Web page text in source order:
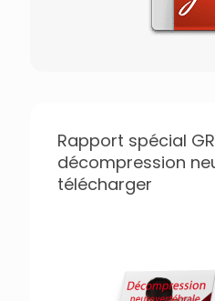
Rapport spécial
décompression
télécharger